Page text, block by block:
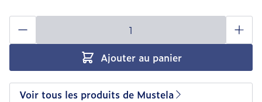
Quantité
Ajouter au panier
Voir tous les produits de Mustela